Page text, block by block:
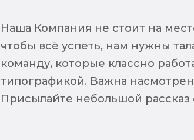
Наша Компания не стоит на
чтобы всё успеть, нам нужны
команду, которые классно
типографикой. Важна
Присылайте небольшой